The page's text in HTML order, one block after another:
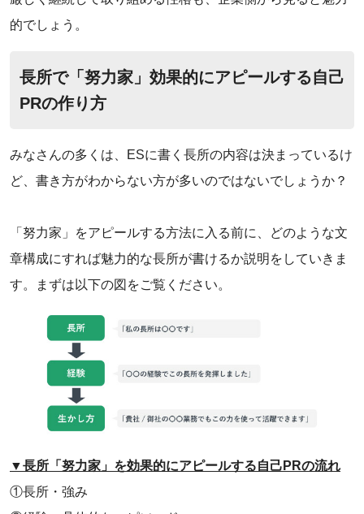
的でしょう。
長所で「努力家」効果的にアピールする自己
PRの作り方
みなさんの多くは、ESに書く長所の内容は決まっているけ
ど、書き方がわからない方が多いのではないでしょうか？
‌「努力家」をアピールする方法に入る前に、どのような文
章構成にすれば魅力的な長所が書けるか説明をしていきま
す。まずは以下の図をご覧ください。
▼長所「努力家」を効果的にアピールする自己PRの流れ
①長所・強み